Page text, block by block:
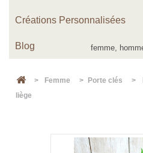
Créations Personnalisées
Blog
> Femme > Porte clés >
liège